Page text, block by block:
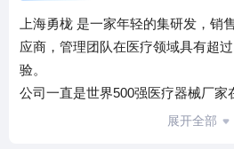
上海勇栊 是一家年轻的集研发，销
应商，管理团队在医疗领域具有超
验。
公司一直是世界500强医疗器械厂家
品涉及普外、心外、妇科等主要外
展开全部